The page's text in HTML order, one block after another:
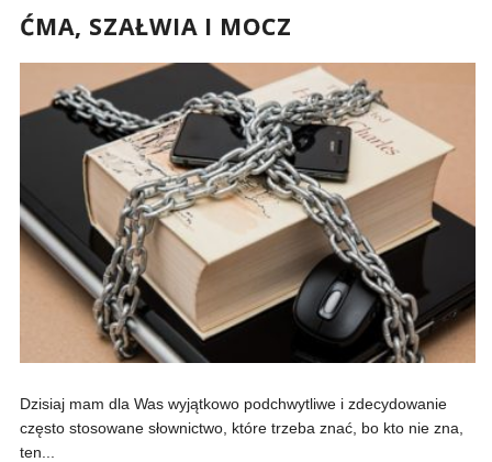
ĆMA, SZAŁWIA I MOCZ
Dzisiaj mam dla Was wyjątkowo podchwytliwe i zdecydowanie
często stosowane słownictwo, które trzeba znać, bo kto nie zna,
ten...